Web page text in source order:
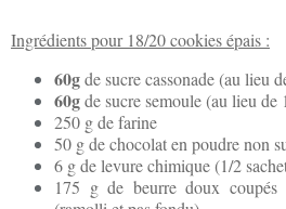
Ingrédients pour 18/20 cookies épais :
60gde sucre cassonade (au lieu
60gde sucre semoule (au lieu de
250 g de farine
50 g de chocolat en poudre non
6 g de levure chimique (1/2
175 g de beurre doux